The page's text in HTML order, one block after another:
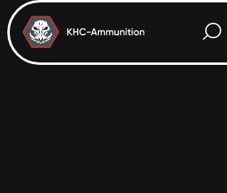
Html code will be